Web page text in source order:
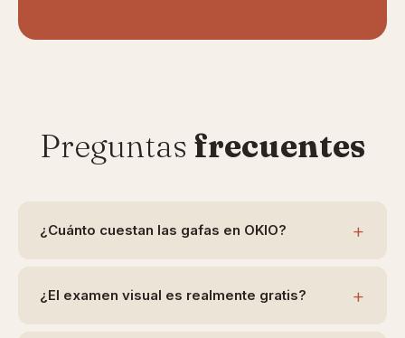
Preguntas frecuentes
¿Cuánto cuestan las gafas en OKIO? +
¿El examen visual es realmente gratis? +